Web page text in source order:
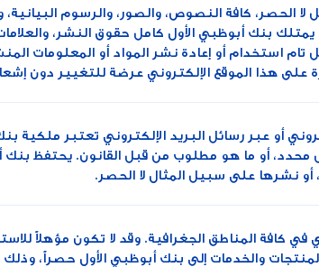
كافة النصوص، والصور، والرسوم البيانية،
بنك أبوظبي الأول كامل حقوق النشر، والعلامات
استخدام أو إعادة نشر المواد أو المعلومات
على هذا الموقع الإلكتروني عرضة للتغيير دون
أو عبر رسائل البريد الإلكتروني تعتبر ملكية
محدد، أو ما هو مطلوب من قبل القانون. يحتفظ بنك
أو نشرها على سبيل المثال لا الحصر.
كافة المناطق الجغرافية. وقد لا تكون مؤهلاً
والخدمات إلى بنك أبوظبي الأول حصراً، وذلك